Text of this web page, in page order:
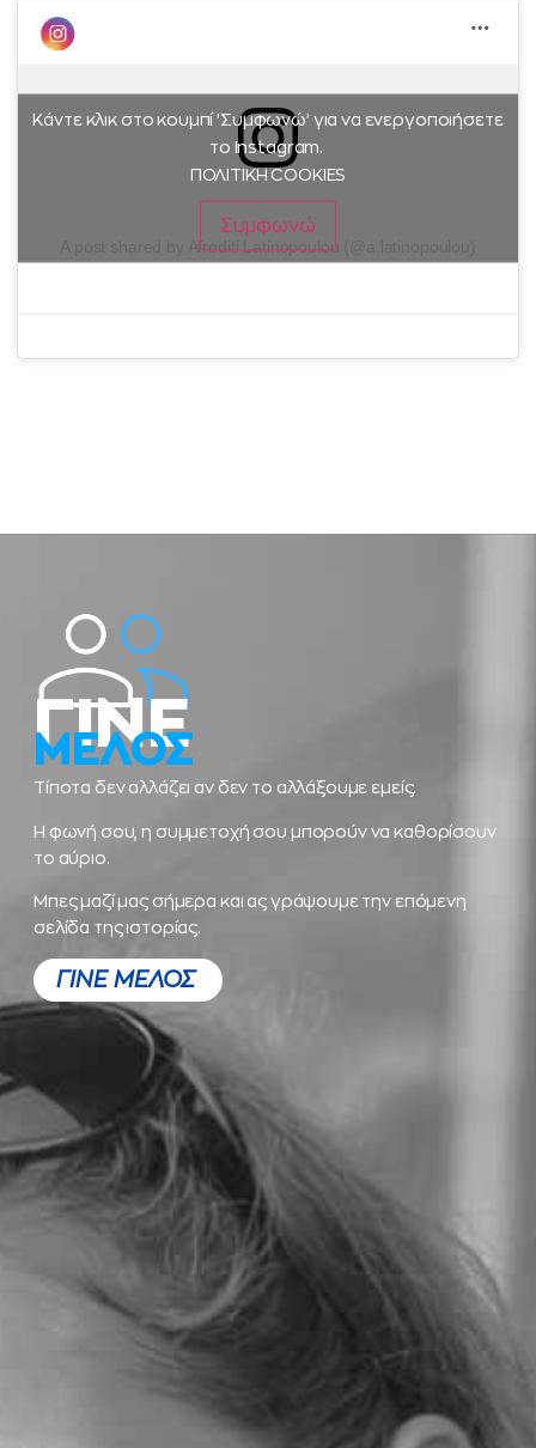
A post shared by Afroditi Latinopoulou (@a.latinopoulou)
Κάντε κλικ στο κουμπί 'Συμφωνώ' για να ενεργοποιήσετε
το Instagram.
ΠΟΛΙΤΙΚΗ COOKIES
Συμφωνώ
ΓΙΝΕ
ΜΕΛΟΣ
Τίποτα δεν αλλάζει αν δεν το αλλάξουμε εμείς.
Η φωνή σου, η συμμετοχή σου μπορούν να καθορίσουν
το αύριο.
Μπες μαζί μας σήμερα και ας γράψουμε την επόμενη
σελίδα της ιστορίας.
ΓΙΝΕ ΜΕΛΟΣ